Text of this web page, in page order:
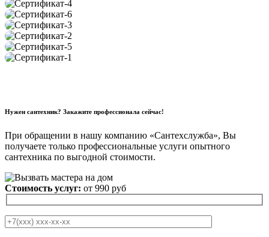
Нужен сантехник? Закажите профессионала сейчас!
При обращении в нашу компанию «Сантехслужба», Вы
получаете только профессиональные услуги опытного
сантехника по выгодной стоимости.
Стоимость услуг: от 990 руб